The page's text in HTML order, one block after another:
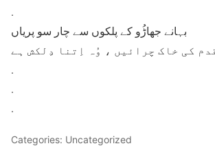
.
بہانے جھاڑُو کے پلکوں سے چار سو پریاں
کی خاک چرائیں ، وُہ اِتنا دِلکش ہے
.
.
.
Categories: Uncategorized